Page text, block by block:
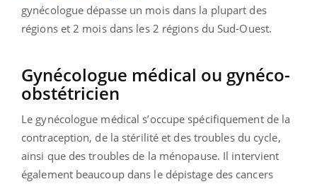
gynécologue dépasse un mois dans la plupart des
régions et 2 mois dans les 2 régions du Sud-Ouest.
Gynécologue médical ou gynéco-
obstétricien
Le gynécologue médical s’occupe spécifiquement de la
contraception, de la stérilité et des troubles du cycle,
ainsi que des troubles de la ménopause. Il intervient
également beaucoup dans le dépistage des cancers